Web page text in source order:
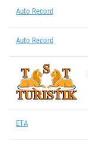
Auto Record
Auto Record
ETA